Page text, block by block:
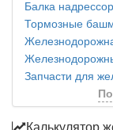
Балка
Тормозные
Запчасти для
Калькулятор